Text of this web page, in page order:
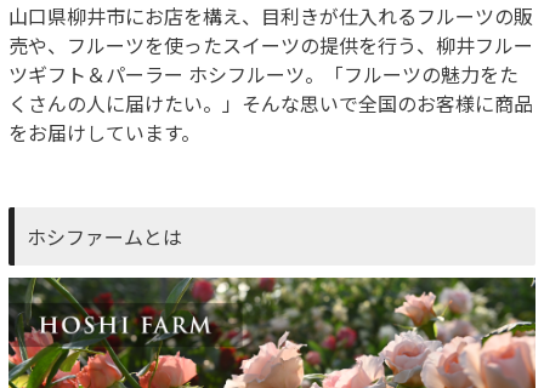
山口県柳井市にお店を構え、目利きが仕入れるフルーツの販
売や、フルーツを使ったスイーツの提供を行う、柳井フルー
ツギフト＆パーラー ホシフルーツ。「フルーツの魅力をた
くさんの人に届けたい。」そんな思いで全国のお客様に商品
をお届けしています。
ホシファームとは